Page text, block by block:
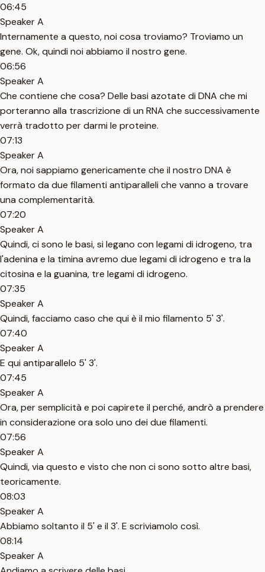
06:45
Speaker A
Internamente a questo, noi cosa troviamo? Troviamo un
gene. Ok, quindi noi abbiamo il nostro gene.
06:56
Speaker A
Che contiene che cosa? Delle basi azotate di DNA che mi
porteranno alla trascrizione di un RNA che successivamente
verrà tradotto per darmi le proteine.
07:13
Speaker A
Ora, noi sappiamo genericamente che il nostro DNA è
formato da due filamenti antiparalleli che vanno a trovare
una complementarità.
07:20
Speaker A
Quindi, ci sono le basi, si legano con legami di idrogeno, tra
l'adenina e la timina avremo due legami di idrogeno e tra la
citosina e la guanina, tre legami di idrogeno.
07:35
Speaker A
Quindi, facciamo caso che qui è il mio filamento 5' 3'.
07:40
Speaker A
E qui antiparallelo 5' 3'.
07:45
Speaker A
Ora, per semplicità e poi capirete il perché, andrò a prendere
in considerazione ora solo uno dei due filamenti.
07:56
Speaker A
Quindi, via questo e visto che non ci sono sotto altre basi,
teoricamente.
08:03
Speaker A
Abbiamo soltanto il 5' e il 3'. E scriviamolo così.
08:14
Speaker A